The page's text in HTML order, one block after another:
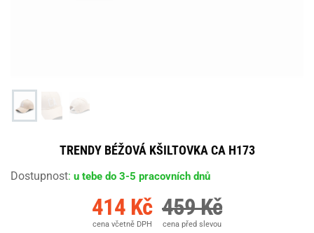
TRENDY BÉŽOVÁ KŠILTOVKA CA H173
Dostupnost: u tebe do 3-5 pracovních dnů
414 Kč
cena včetně DPH
459 Kč
cena před slevou